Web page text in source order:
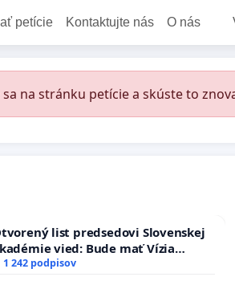
petície Kontaktujte nás O nás
na stránku petície a skúste to
list predsedovi Slovenskej
vied: Bude mať Vízia
Slovenska 2040 mravnú chrbticu?
1 242 podpisov